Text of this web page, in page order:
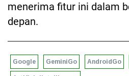
menerima fitur ini dalam
depan.
Google GeminiGo AndroidGo